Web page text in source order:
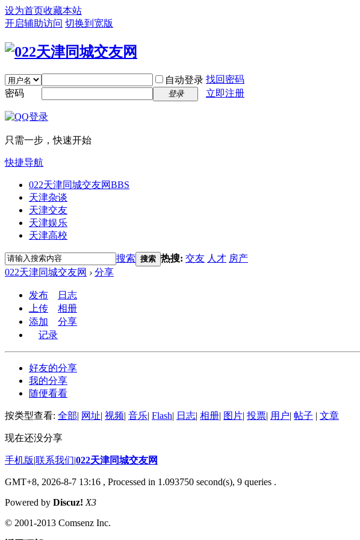
设为首页收藏本站
开启辅助访问 切换到宽版
自动登录 找回密码
密码
登录 立即注册
只需一步，快速开始
快捷导航
022天津同城交友网BBS
天津杂谈
天津交友
天津娱乐
天津高校
搜索 搜索 热搜: 交友 人才 房产
022天津同城交友网 › 分享
发布
日志
上传
相册
添加
分享
记录
好友的分享
我的分享
随便看看
按类型查看: 全部| 网址| 视频| 音乐| Flash| 日志| 相册| 图片| 投票| 用户| 帖子 | 文章
现在还没分享
手机版|联系我们|022天津同城交友网
GMT+8, 2026-8-7 13:16 , Processed in 1.093750 second(s), 9 queries .
Powered by Discuz! X3
© 2001-2013 Comsenz Inc.